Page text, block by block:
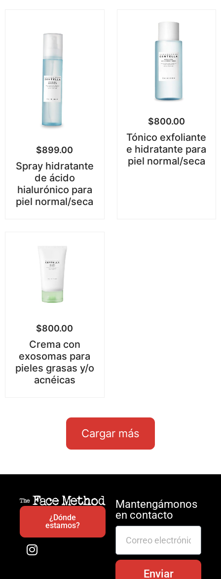
$899.00
Spray hidratante
de ácido
hialurónico para
piel normal/seca
$800.00
Tónico exfoliante
e hidratante para
piel normal/seca
$800.00
Crema con
exosomas para
pieles grasas y/o
acnéicas
Cargar más
¿Dónde
estamos?
Mantengámonos
en contacto
Enviar